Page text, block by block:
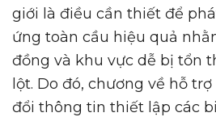
giới là điều cần thiết để
ứng toàn cầu hiệu quả
đồng và khu vực dễ bị tổn
lột. Do đó, chương về hỗ
đổi thông tin thiết lập các